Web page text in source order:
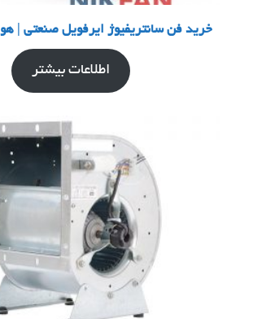
خرید فن سانتریفیوژ ایرفویل صنعتی |
اطلاعات بیشتر